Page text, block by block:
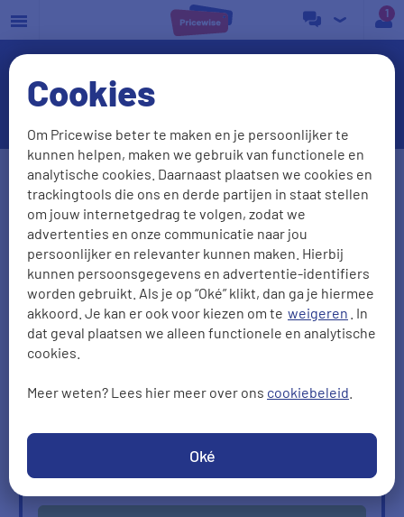
Cookies
Om Pricewise beter te maken en je persoonlijker te
kunnen helpen, maken we gebruik van functionele en
analytische cookies. Daarnaast plaatsen we cookies en
trackingtools die ons en derde partijen in staat stellen
om jouw internetgedrag te volgen, zodat we
advertenties en onze communicatie naar jou
persoonlijker en relevanter kunnen maken. Hierbij
kunnen persoonsgegevens en advertentie-identifiers
worden gebruikt. Als je op “Oké” klikt, dan ga je hiermee
akkoord. Je kan er ook voor kiezen om te weigeren . In
dat geval plaatsen we alleen functionele en analytische
cookies.
Meer weten? Lees hier meer over ons cookiebeleid
Oké
a
Huismerk Energie zakelijk
Postcode Huisnr. + Toev.
Huidige leverancier
Aantal personen
1
2000kWh/jr 950m3/jr
Zonnepanelen
ophalen